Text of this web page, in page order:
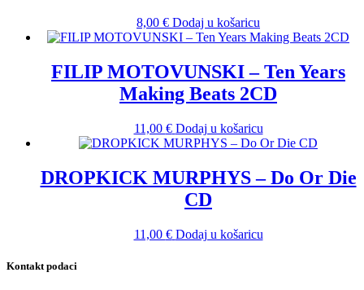
8,00 € Dodaj u košaricu
FILIP MOTOVUNSKI ‎– Ten Years
Making Beats 2CD
11,00 € Dodaj u košaricu
DROPKICK MURPHYS – Do Or Die
CD
11,00 € Dodaj u košaricu
Kontakt podaci